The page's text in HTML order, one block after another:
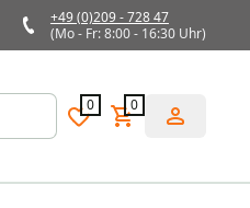
+49 (0)209 - 728 47
(Mo - Fr: 8:00 - 16:30 Uhr)
0 0